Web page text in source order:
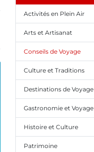
Activités en Plein Air
Arts et Artisanat
Conseils de Voyage
Culture et Traditions
Destinations de Voyage
Gastronomie et Voyage
Histoire et Culture
Patrimoine